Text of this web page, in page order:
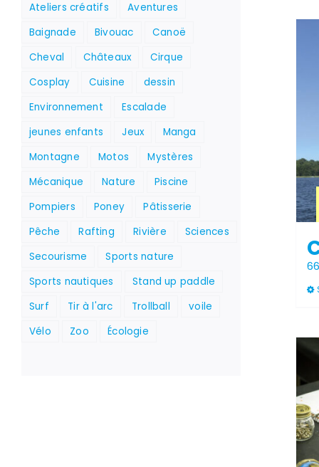
Ateliers créatifs
Aventures
Baignade
Bivouac
Canoë
Cheval
Châteaux
Cirque
Cosplay
Cuisine
dessin
Environnement
Escalade
jeunes enfants
Jeux
Manga
Montagne
Motos
Mystères
Mécanique
Nature
Piscine
Pompiers
Poney
Pâtisserie
Pêche
Rafting Rivière
Sciences
Secourisme
Sports nature
Sports nautiques
Stand up paddle
Surf
Tir à l'arc Trollball
voile
Vélo
Zoo Écologie